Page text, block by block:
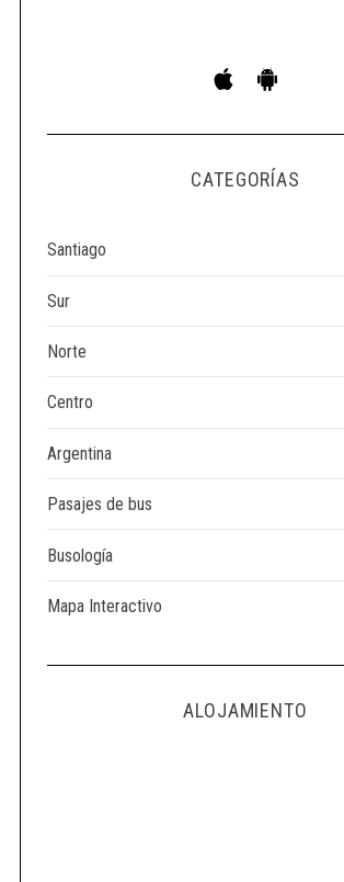
CATEGORÍAS
Santiago
Sur
Norte
Centro
Argentina
Pasajes de bus
Busología
Mapa Interactivo
ALOJAMIENTO
r
: